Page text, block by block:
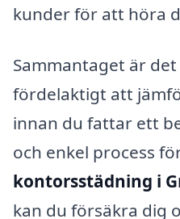
kunder för att höra
Sammantaget är
fördelaktigt att
innan du fattar ett
och enkel process
kontorsstädning i
kan du försäkra dig